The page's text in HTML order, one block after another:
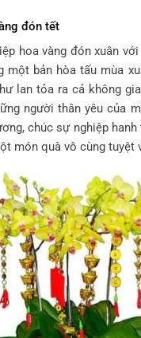
đón tết
hoa vàng đón xuân
một bản hòa tấu mùa
lan tỏa ra cả không
người thân yêu của
chúc sự nghiệp
món quà vô cùng tuyệt